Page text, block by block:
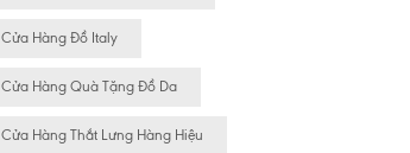
Cửa Hàng Đồ Italy
Cửa Hàng Quà Tặng Đồ Da
Cửa Hàng Thắt Lưng Hàng Hiệu